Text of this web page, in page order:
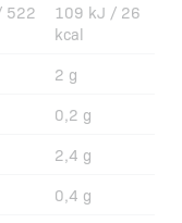
522
109 kJ / 26
kcal
2 g
0,2 g
2,4 g
0,4 g